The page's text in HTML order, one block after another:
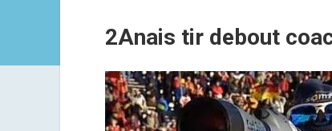
2Anais tir debout